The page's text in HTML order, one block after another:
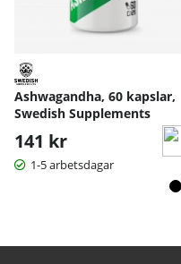
Ashwagandha, 60 kapslar,
Swedish Supplements
141 kr
1-5 arbetsdagar